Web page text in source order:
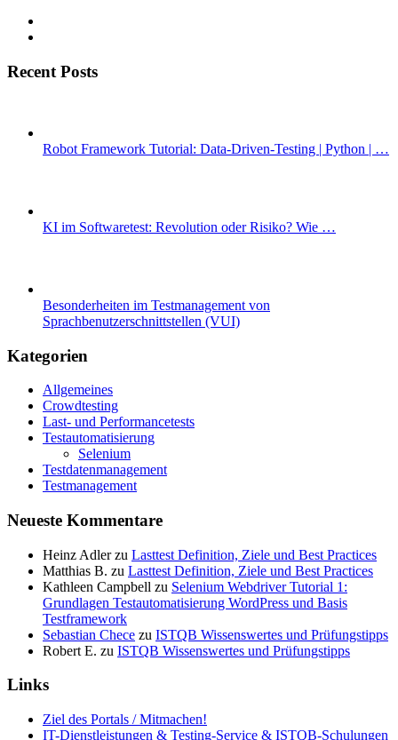
Recent Posts
Robot Framework Tutorial: Data-Driven-Testing | Python | …
KI im Softwaretest: Revolution oder Risiko? Wie …
Besonderheiten im Testmanagement von
Sprachbenutzerschnittstellen (VUI)
Kategorien
Allgemeines
Crowdtesting
Last- und Performancetests
Testautomatisierung
Selenium
Testdatenmanagement
Testmanagement
Neueste Kommentare
Heinz Adlerzu Lasttest Definition, Ziele und Best Practices
Matthias B. zu Lasttest Definition, Ziele und Best Practices
Kathleen Campbell zu Selenium Webdriver Tutorial 1:
Grundlagen Testautomatisierung WordPress und Basis
Testframework
Sebastian Chece zu ISTQB Wissenswertes und Prüfungstipps
Robert E. zu ISTQB Wissenswertes und Prüfungstipps
Links
Ziel des Portals / Mitmachen!
IT-Dienstleistungen & Testing-Service & ISTQB-Schulungen